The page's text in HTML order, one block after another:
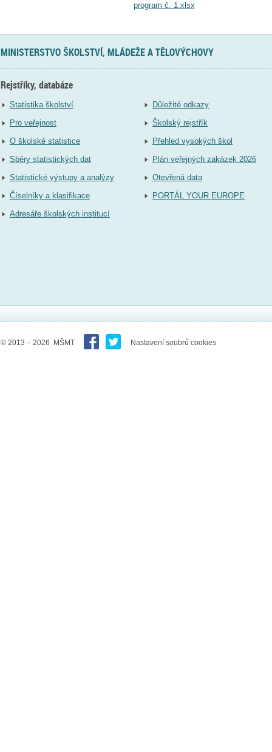
program č. 1.xlsx
MINISTERSTVO ŠKOLSTVÍ, MLÁDEŽE A TĚLOVÝCHOVY
Rejstříky, databáze
Statistika školství
Pro veřejnost
O školské statistice
Sběry statistických dat
Statistické výstupy a analýzy
Číselníky a klasifikace
Adresáře školských institucí
Důležité odkazy
Školský rejstřík
Přehled vysokých škol
Plán veřejných zakázek 2026
Otevřená data
PORTÁL YOUR EUROPE
© 2013 – 2026 MŠMT Nastavení soubrů cookies